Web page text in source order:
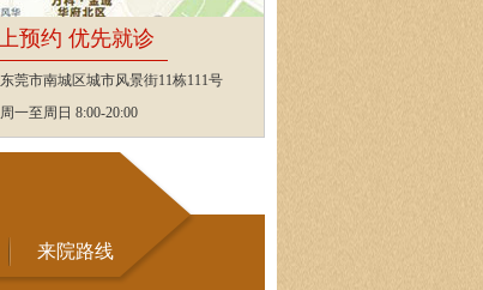
预约 优先就诊
莞市南城区城市风景街11栋111号
一至周日 8:00-20:00
来院路线